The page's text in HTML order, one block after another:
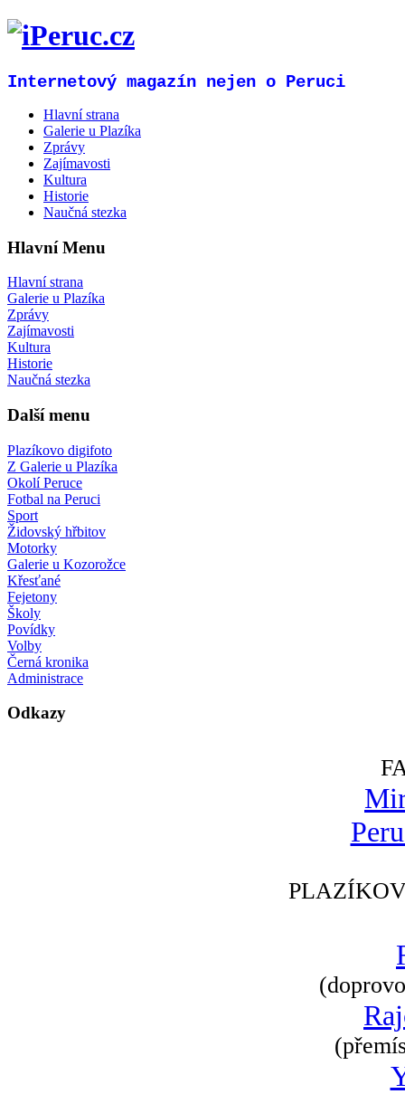
Internetový magazín nejen o Peruci
Hlavní strana
Galerie u Plazíka
Zprávy
Zajímavosti
Kultura
Historie
Naučná stezka
Hlavní Menu
Hlavní strana
Galerie u Plazíka
Zprávy
Zajímavosti
Kultura
Historie
Naučná stezka
Další menu
Plazíkovo digifoto
Z Galerie u Plazíka
Okolí Peruce
Fotbal na Peruci
Sport
Židovský hřbitov
Motorky
Galerie u Kozorožce
Křesťané
Fejetony
Školy
Povídky
Volby
Černá kronika
Administrace
Odkazy